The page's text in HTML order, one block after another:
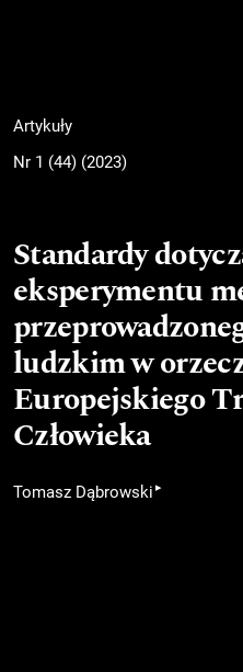
Artykuły
Nr 1 (44) (2023)
Standardy
eksperymentu
ludzkim w
Europejskiego
Człowieka
Tomasz Dąbrowski ▸